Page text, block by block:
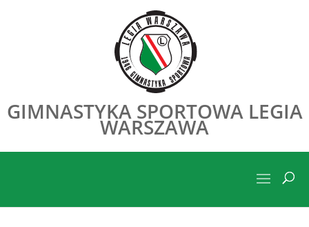
GIMNASTYKA SPORTOWA LEGIA
WARSZAWA